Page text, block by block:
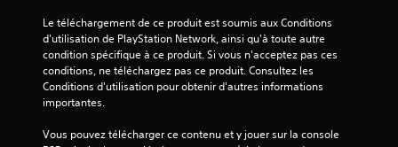
a
i
Le téléchargement de ce produit est soumis aux Conditions
d'utilisation de PlayStation Network, ainsi qu'à toute autre
condition spécifique à ce produit. Si vous n'acceptez pas ces
conditions, ne téléchargez pas ce produit. Consultez les
Conditions d'utilisation pour obtenir d'autres informations
importantes.
Vous pouvez télécharger ce contenu et y jouer sur la console